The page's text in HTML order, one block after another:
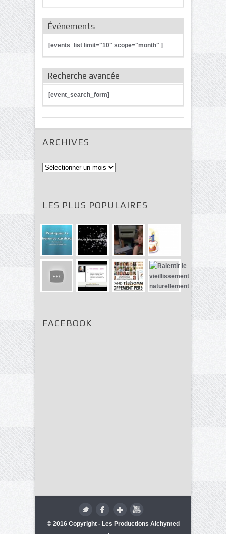
Événements
[events_list limit="10" scope="month" ]
Recherche avancée
[event_search_form]
ARCHIVES
Archives
LES PLUS POPULAIRES
FACEBOOK
© 2016 Copyright - Les Productions Alchymed